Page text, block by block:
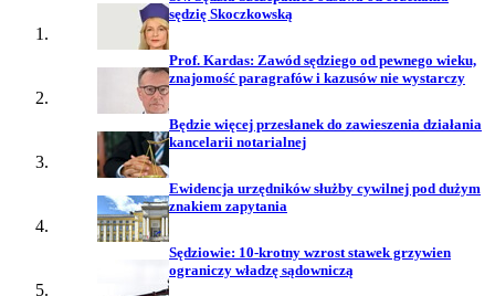
sędzię Skoczkowską
Prof. Kardas: Zawód sędziego od pewnego wieku,
znajomość paragrafów i kazusów nie wystarczy
Będzie więcej przesłanek do zawieszenia działania
kancelarii notarialnej
Ewidencja urzędników służby cywilnej pod dużym
znakiem zapytania
Sędziowie: 10-krotny wzrost stawek grzywien
ograniczy władzę sądowniczą